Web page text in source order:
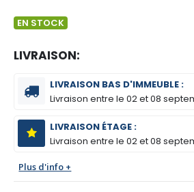
EN STOCK
LIVRAISON:
LIVRAISON BAS D'IMMEUBLE :
Livraison entre le02 et 08
LIVRAISON ÉTAGE :
Livraison entre le02 et 08
Plus d'info +